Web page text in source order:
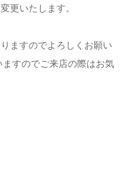
更いたします。
ますのでよろしくお願い
すのでご来店の際はお気